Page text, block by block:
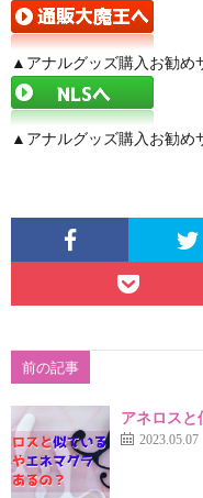
▲アナルグッズ購入お勧め
▲アナルグッズ購入お勧め
前の記事
アネロスと
2023.05.07